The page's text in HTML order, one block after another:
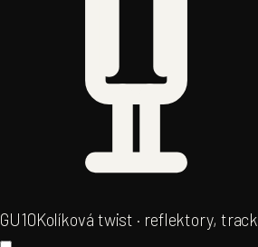
GU10Kolíková twist · reflektory, track